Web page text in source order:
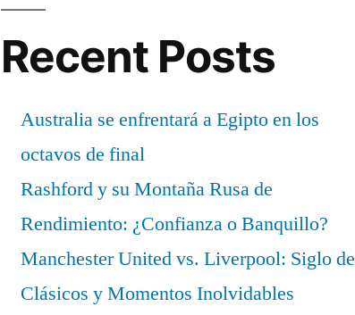
Recent Posts
Australia se enfrentará a Egipto en los
octavos de final
Rashford y su Montaña Rusa de
Rendimiento: ¿Confianza o Banquillo?
Manchester United vs. Liverpool: Siglo de
Clásicos y Momentos Inolvidables